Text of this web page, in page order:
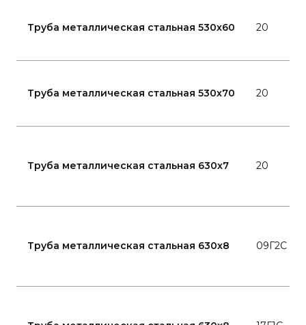
Труба металлическая стальная 530x60 20
Труба металлическая стальная 530x70 20
Труба металлическая стальная 630x7 20
Труба металлическая стальная 630x8 09Г2С